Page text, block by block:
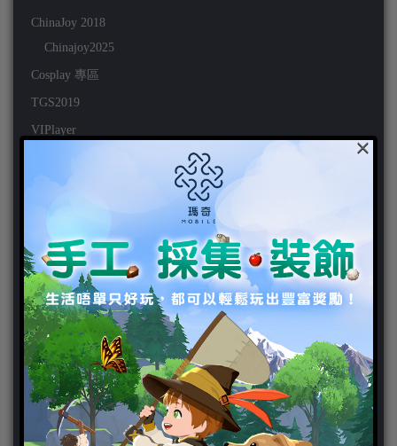
ChinaJoy 2018
Chinajoy2025
Cosplay 專區
TGS2019
VIPlayer
好康活動
官方虛寶
家用遊戲
3DS
PC
PS VITA
PS3
PS4
×